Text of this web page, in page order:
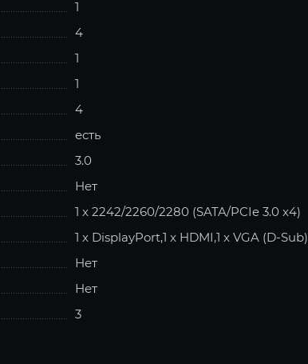
1
4
1
1
4
есть
3.0
Нет
1 x 2242/2260/2280 (SATA/PCIe 3.0 x4)
1 x DisplayPort,1 x HDMI,1 x VGA (D-Sub)
Нет
Нет
3